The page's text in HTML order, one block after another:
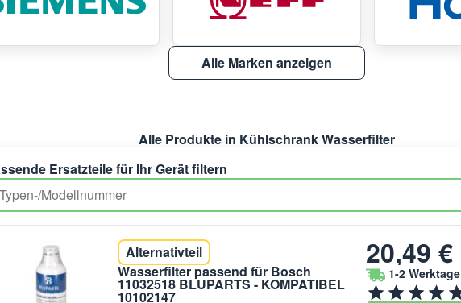
Alle Marken anzeigen
Alle Produkte in Kühlschrank Wasserfilter
Ersatzteile für Ihr Gerät filtern
Alternativteil
Wasserfilter passend für Bosch
11032518 BLUPARTS - KOMPATIBEL
10102147
20,49 €
1-2 Werktage